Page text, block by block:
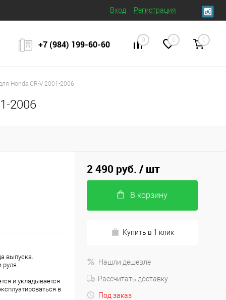
Вход Регистрация
+7 (984) 199‒60‒60 0 0 0
Honda CR-V 2001-2006
2006
выпуска.
и укладывается
в
2 490 руб. / шт
В корзину
Купить в 1 клик
Нашли дешевле
Рассчитать доставку
Под заказ